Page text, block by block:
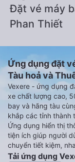
Đặt vé máy
Phan Thiết
Ứng dụng đặt
Tàu hoả và
Vexere - ứng dụng
xe chất lượng cao,
bay và hãng tàu
khắp các tỉnh thành
Ứng dụng hiển thị
tiện ích giúp người
chuyển tiết kiệm,
Tải ứng dụng